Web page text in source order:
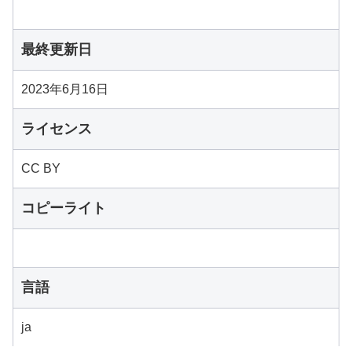
最終更新日
2023年6月16日
ライセンス
CC BY
コピーライト
言語
ja